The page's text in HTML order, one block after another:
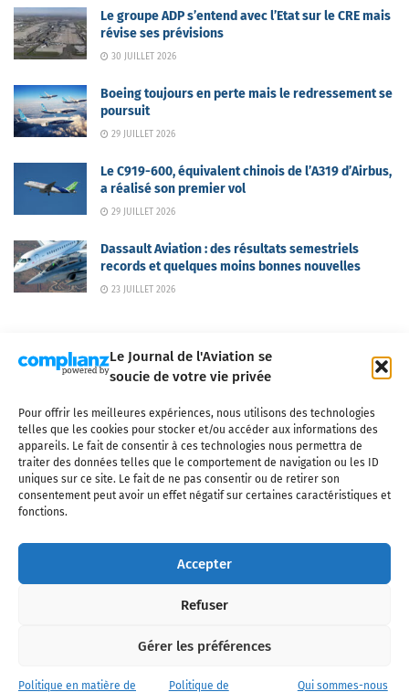
Le Journal de l'Aviation se
soucie de votre vie privée
Pour offrir les meilleures expériences, nous utilisons des technologies
telles que les cookies pour stocker et/ou accéder aux informations des
appareils. Le fait de consentir à ces technologies nous permettra de
traiter des données telles que le comportement de navigation ou les ID
uniques sur ce site. Le fait de ne pas consentir ou de retirer son
consentement peut avoir un effet négatif sur certaines caractéristiques et
fonctions.
Accepter
Refuser
Gérer les préférences
Politique en matière de Politique de Qui sommes-nous
Le groupe ADP s’entend avec l’Etat sur le CRE mais
révise ses prévisions
30 JUILLET 2026
Boeing toujours en perte mais le redressement se
poursuit
29 JUILLET 2026
Le C919-600, équivalent chinois de l’A319 d’Airbus,
a réalisé son premier vol
29 JUILLET 2026
Dassault Aviation : des résultats semestriels
records et quelques moins bonnes nouvelles
23 JUILLET 2026
Qui sommes-nous ? Nous contacter
Partenaires
Mentions légales
CGV Politique de confidentialité Cookies
l'industrie aéronautique, l'aviation commerciale, l'aviation d'affaires, les
civils, l'aéronautique de défense et l'industrie spatiale. Toute reproduction,
interdite sans autorisation écrite spécifique du Journal de l’Aviation.